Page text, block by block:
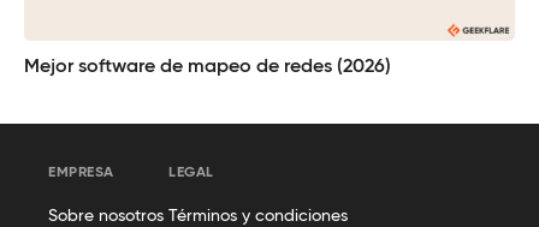
Mejor software de mapeo de redes (2026)
EMPRESA
Sobre nosotros
LEGAL
Términos y condiciones